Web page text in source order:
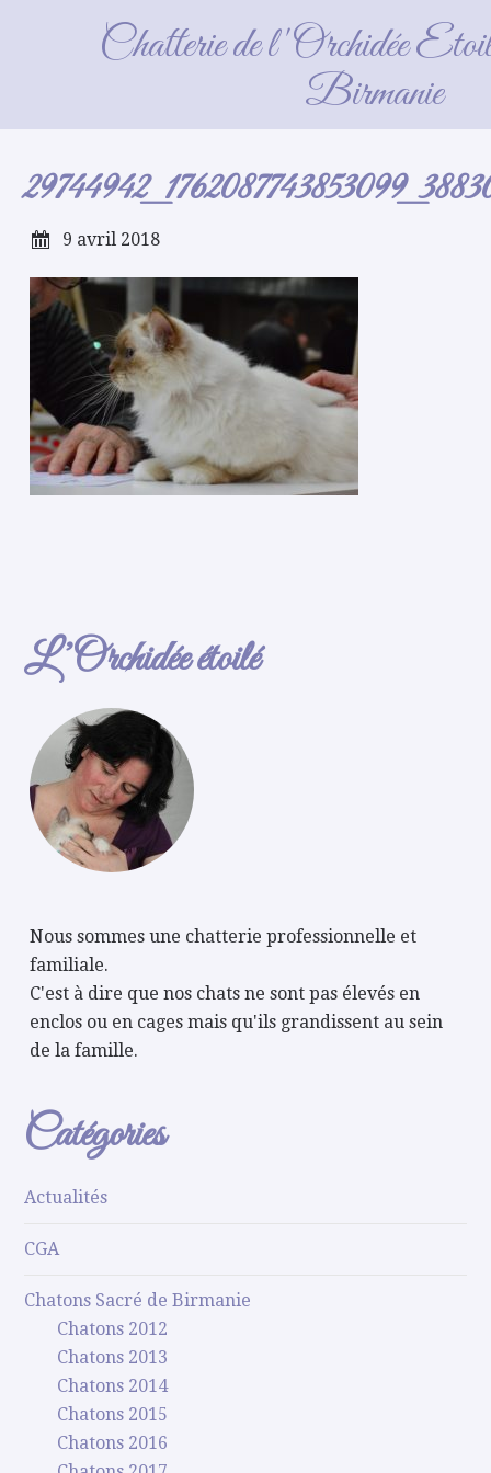
Chatterie de l'Orchidée
Birmanie
9 avril 2018
L’Orchidée étoilé
Nous sommes une chatterie professionnelle et
familiale.
C'est à dire que nos chats ne sont pas élevés en
enclos ou en cages mais qu'ils grandissent au sein
de la famille.
Catégories
Actualités
CGA
Chatons Sacré de Birmanie
Chatons 2012
Chatons 2013
Chatons 2014
Chatons 2015
Chatons 2016